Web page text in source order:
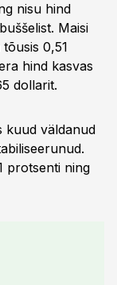
nisu hind
Maisi
0,51
hind kasvas
dollarit.
kuud väldanud
protsenti ning